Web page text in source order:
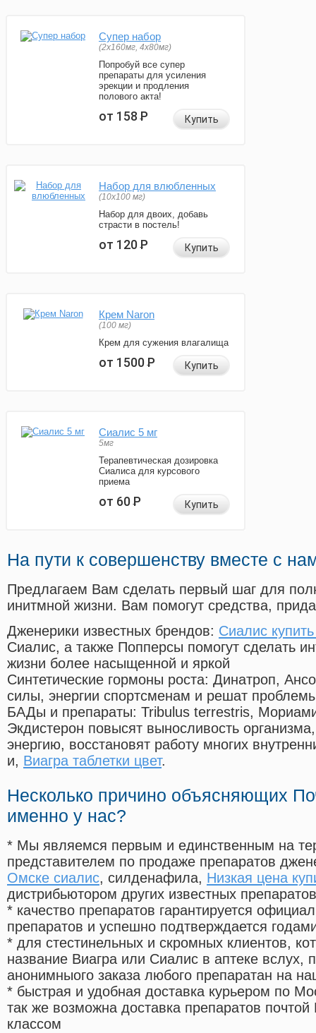
Супер набор
(2х160мг, 4х80мг)
Попробуй все супер
препараты для усиления
эрекции и продления
полового акта!
от 158Р Купить
Набор для влюбленных
(10х100 мг)
Набор для двоих, добавь
страсти в постель!
от 120Р Купить
Крем Naron
(100 мг)
Крем для сужения влагалища
от 1500Р Купить
Сиалис 5 мг
5мг
Терапевтическая дозировка
Сиалиса для курсового
приема
от 60Р Купить
На пути к совершенству вместе с
Предлагаем Вам сделать первый шаг для
инитмной жизни. Вам помогут средства,
Дженерики известных брендов: Сиалис
Сиалис, а также Попперсы помогут сделать
жизни более насыщенной и яркой
Синтетические гормоны роста: Динатроп,
силы, энергии спортсменам и решат
БАДы и препараты: Tribulus terrestris,
Экдистерон повысят выносливость
энергию, восстановят работу многих
и, Виагра таблетки цвет.
Несколько причино объясняющих
именно у нас?
* Мы являемся первым и единственным на
представителем по продаже препаратов
Омске сиалис, силденафила, Низкая цена
дистрибьютором других известных препаратов
* качество препаратов гарантируется
препаратов и успешно подтверждается
* для стестинельных и скромных клиентов,
название Виагра или Сиалис в аптеке вслух,
анонимныого заказа любого препаратан на
* быстрая и удобная доставка курьером по
так же возможна доставка препаратов
классом